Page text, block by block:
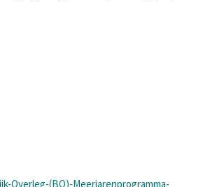
Overleg-(BO)-Meerjarenprogramma-